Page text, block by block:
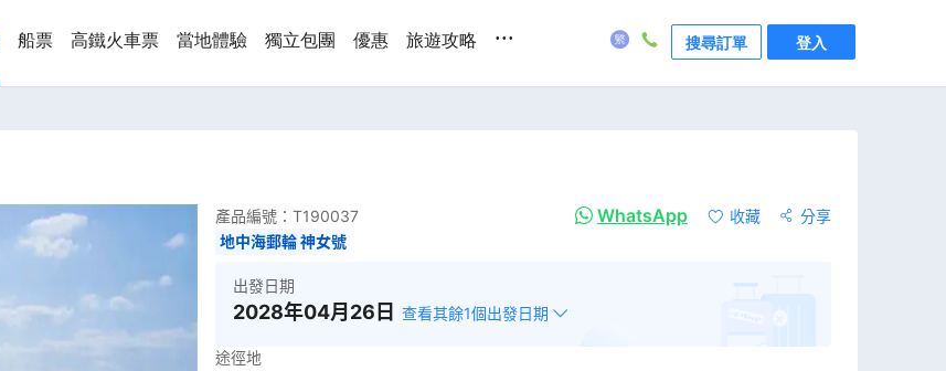
船票 高鐵火車票 當地體驗 獨立包團 優惠 旅遊攻略 ... 搜尋訂單 登入
產品編號： T190037 WhatsApp 收藏
分享
地中海郵輪 神女號
出發日期
2028年04月26日 查看其餘1個出發日期
途徑地